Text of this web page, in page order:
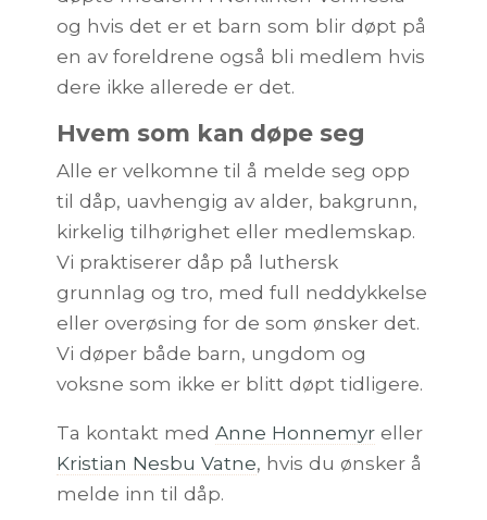
og hvis det er et barn som blir døpt på
en av foreldrene også bli medlem hvis
dere ikke allerede er det.
Hvem som kan døpe seg
Alle er velkomne til å melde seg opp
til dåp, uavhengig av alder, bakgrunn,
kirkelig tilhørighet eller medlemskap.
Vi praktiserer dåp på luthersk
grunnlag og tro, med full neddykkelse
eller overøsing for de som ønsker det.
Vi døper både barn, ungdom og
voksne som ikke er blitt døpt tidligere.
Ta kontakt med Anne Honnemyr eller
Kristian Nesbu Vatne, hvis du ønsker å
melde inn til dåp.